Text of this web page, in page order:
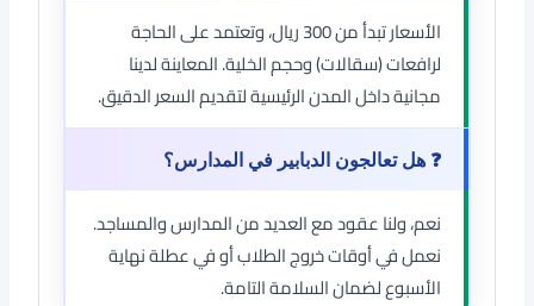
الأسعار تبدأ من 300 ريال، وتعتمد على الحاجة
لرافعات (سقالات) وحجم الخلية. المعاينة لدينا
مجانية داخل المدن الرئيسية لتقديم السعر الدقيق.
❓ هل تعالجون الدبابير في المدارس؟
نعم، ولنا عقود مع العديد من المدارس والمساجد.
نعمل في أوقات خروج الطلاب أو في عطلة نهاية
الأسبوع لضمان السلامة التامة.